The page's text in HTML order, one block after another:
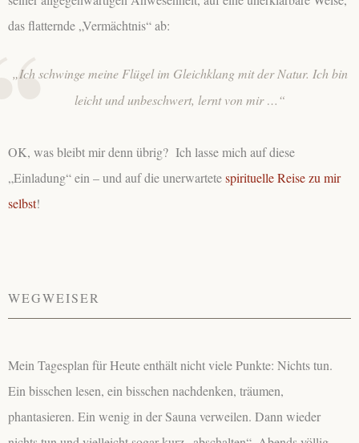
das flatternde „Vermächtnis“ ab:
„Ich schwinge meine Flügel im Gleichklang mit der Natur. Ich bin
leicht und unbeschwert, lernt von mir …“
OK, was bleibt mir denn übrig? Ich lasse mich auf diese
„Einladung“ ein – und auf die unerwartetespirituelle Reise zu mir
selbst!
WEGWEISER
Mein Tagesplan für Heute enthält nicht viele Punkte: Nichts tun.
Ein bisschen lesen, ein bisschen nachdenken, träumen,
phantasieren. Ein wenig in der Sauna verweilen. Dann wieder